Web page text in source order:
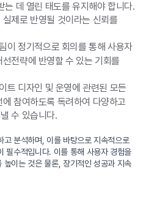
는 데 열린 태도를 유지해야 합니다.
제로 반영될 것이라는 신뢰를
이 정기적으로 회의를 통해 사용자
전략에 반영할 수 있는 기회를
트 디자인 및 운영에 관련된 모든
참여하도록 독려하여 다양하고
수 있습니다.
고 분석하며, 이를 바탕으로 지속적으로
필수적입니다. 이를 통해 사용자 경험을
높이는 것은 물론, 장기적인 성공과 지속